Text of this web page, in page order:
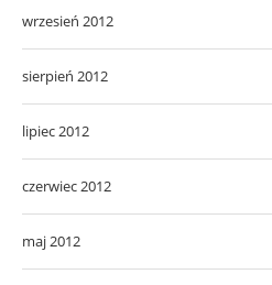
wrzesień 2012
sierpień 2012
lipiec 2012
czerwiec 2012
maj 2012